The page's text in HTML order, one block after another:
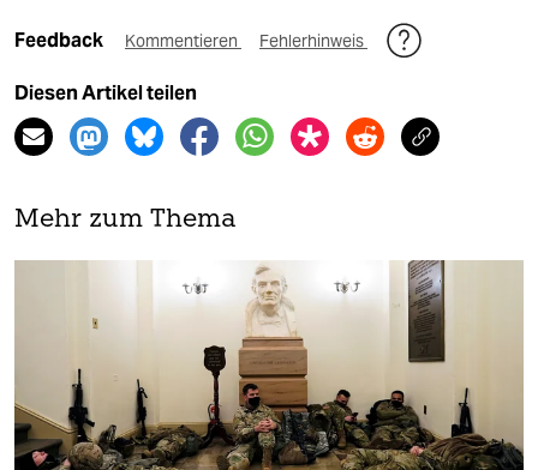
Feedback Kommentieren Fehlerhinweis
Diesen Artikel teilen
Mehr zum Thema